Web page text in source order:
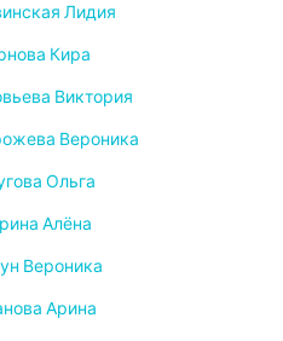
Лидия
Кира
Виктория
Вероника
Ольга
Алёна
Вероника
Арина